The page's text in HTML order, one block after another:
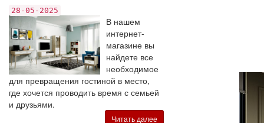
28-05-2025
В нашем
интернет-
магазине вы
найдете все
необходимое
для превращения гостиной в место,
где хочется проводить время с семьей
и друзьями.
Читать далее